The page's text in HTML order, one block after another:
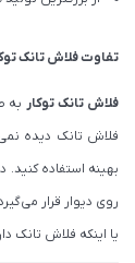
تفاوت فلاش تانک
فلاش تانک توکار به
فلاش تانک دیده
بهینه استفاده
روی دیوار قرار
یا اینکه فلاش تانک